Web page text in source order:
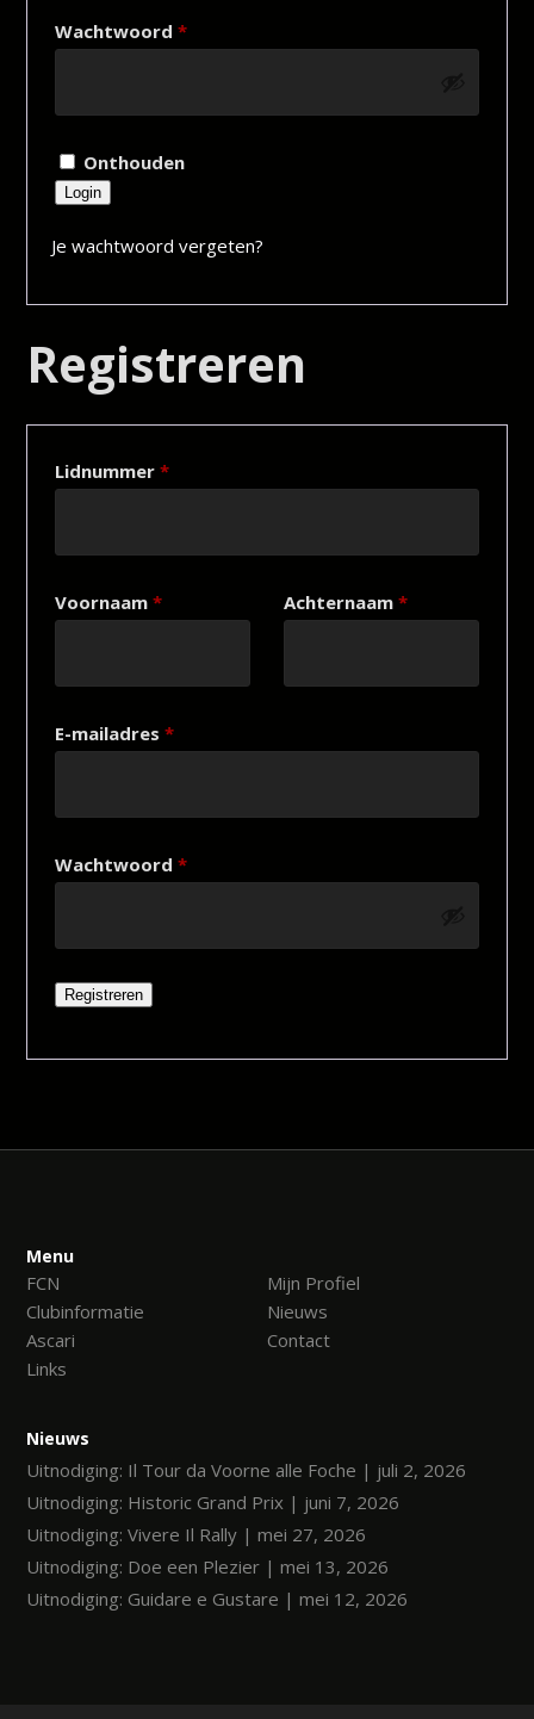
Wachtwoord*
Onthouden
Login
Je wachtwoord vergeten?
Registreren
Lidnummer*
Voornaam* Achternaam *
E-mailadres*
Wachtwoord*
Registreren
Menu
FCN
Mijn Profiel
Clubinformatie
Nieuws
Ascari
Contact
Links
Nieuws
Uitnodiging: Il Tour da Voorne alle Foche | juli 2, 2026
Uitnodiging: Historic Grand Prix | juni 7, 2026
Uitnodiging: Vivere Il Rally | mei 27, 2026
Uitnodiging: Doe een Plezier | mei 13, 2026
Uitnodiging: Guidare e Gustare | mei 12, 2026